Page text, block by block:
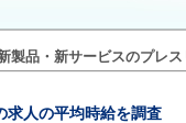
製品・新サービスのプレス
求人の平均時給を調査